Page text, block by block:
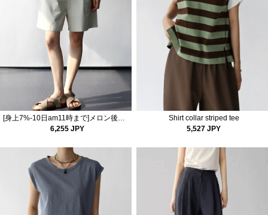
6,255 JPY
Shirt collar striped tee
5,527 JPY